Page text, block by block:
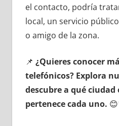
el contacto, podría
local, un servicio
ο amigo dе la zona.
📌 ¿Quieres conocer
telefónicos? Explora
descubre а qué
pertenece cada uno.